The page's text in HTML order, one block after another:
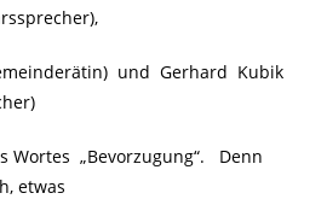
und Gerhard Kubik
Wortes „Bevorzugung“. Denn
etwas